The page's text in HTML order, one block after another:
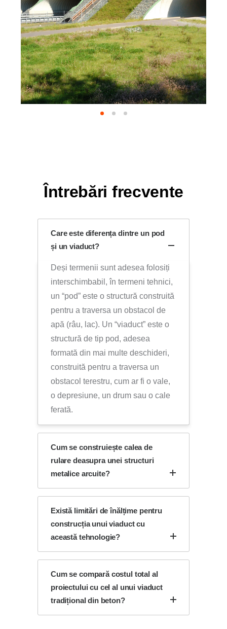
Întrebări frecvente
Care este diferența dintre un pod
și un viaduct?
Deși termenii sunt adesea folosiți
interschimbabil, în termeni tehnici,
un “pod” este o structură construită
pentru a traversa un obstacol de
apă (râu, lac). Un “viaduct” este o
structură de tip pod, adesea
formată din mai multe deschideri,
construită pentru a traversa un
obstacol terestru, cum ar fi o vale,
o depresiune, un drum sau o cale
ferată.
Cum se construiește calea de
rulare deasupra unei structuri
metalice arcuite?
Există limitări de înălțime pentru
construcția unui viaduct cu
această tehnologie?
Cum se compară costul total al
proiectului cu cel al unui viaduct
tradițional din beton?